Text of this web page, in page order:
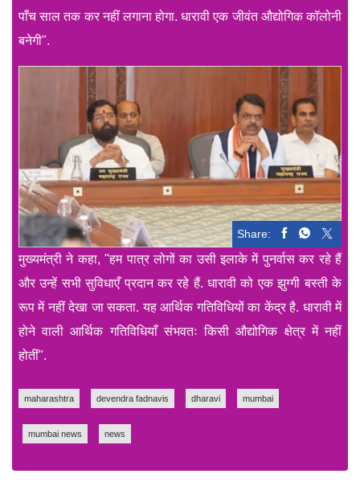
पाँच साल तक कर नहीं लगाना होगा. धारावी एक जीवंत औद्योगिक कॉलोनी
बनेगी".
Share:
मुख्यमंत्री ने कहा, "हम पात्र लोगों का उसी इलाके में पुनर्वास कर रहे हैं
और उन्हें सभी सुविधाएँ प्रदान कर रहे हैं. धारावी को एक झुग्गी बस्ती के
रूप में नहीं देखा जा सकता. यह आर्थिक गतिविधियों का केंद्र है. धारावी में
होने वाली आर्थिक गतिविधियाँ संभवतः किसी औद्योगिक क्षेत्र में नहीं
होतीं".
maharashtra devendra fadnavis dharavi mumbai
mumbai news news